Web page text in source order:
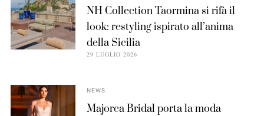
NH Collection Taormina si rifà il
look: restyling ispirato all’anima
della Sicilia
29 LUGLIO 2026
NEWS
Majorca Bridal porta la moda